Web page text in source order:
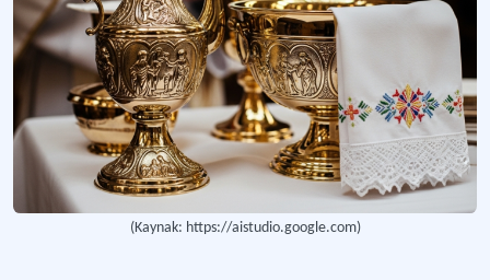
Meryem Ana Yortusu
Hristiyanlık geleneğinde Meryem Ana'nın yaşamına ilişkin önem arz eden
Haç ve Haç Kaidesi
Dini ve askeri törenler ile imparatorluğa ait seremonilerde aparatı ile birlikte
(Kaynak: https://aistudio.google.com)